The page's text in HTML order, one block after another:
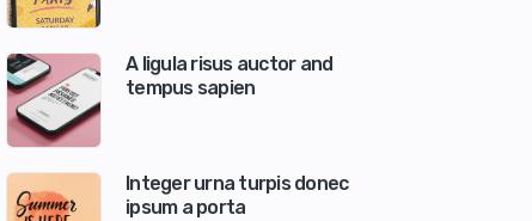
A ligula risus auctor and
tempus sapien
Integer urna turpis donec
ipsum a porta